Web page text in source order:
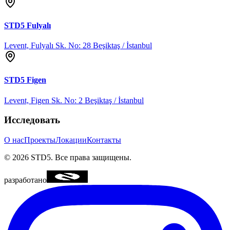
STD5 Fulyalı
Levent, Fulyalı Sk. No: 28 Beşiktaş / İstanbul
STD5 Figen
Levent, Figen Sk. No: 2 Beşiktaş / İstanbul
Исследовать
О насПроектыЛокацииКонтакты
© 2026 STD5. Все права защищены.
разработано